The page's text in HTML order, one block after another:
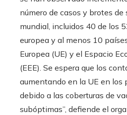
número de casos y brotes
mundial, incluidos 40 de los
europea y al menos 10
Europea (UE) y el Espacio
(EEE). Se espera que los
aumentando en la UE en los
debido a las coberturas de
subóptimas”, defiende el